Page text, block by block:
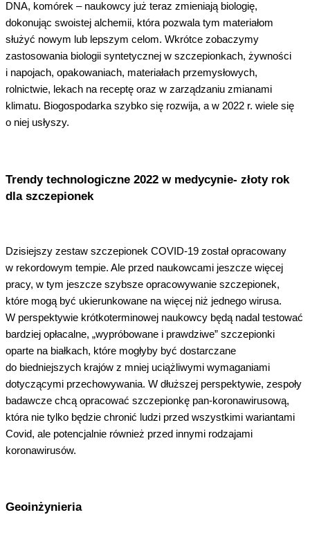
DNA, komórek – naukowcy już teraz zmieniają biologię,
dokonując swoistej alchemii, która pozwala tym materiałom
służyć nowym lub lepszym celom. Wkrótce zobaczymy
zastosowania biologii syntetycznej w szczepionkach, żywności
i napojach, opakowaniach, materiałach przemysłowych,
rolnictwie, lekach na receptę oraz w zarządzaniu zmianami
klimatu. Biogospodarka szybko się rozwija, a w 2022 r. wiele się
o niej usłyszy.
Trendy technologiczne 2022 w medycynie- złoty rok
dla szczepionek
Dzisiejszy zestaw szczepionek COVID-19 został opracowany
w rekordowym tempie. Ale przed naukowcami jeszcze więcej
pracy, w tym jeszcze szybsze opracowywanie szczepionek,
które mogą być ukierunkowane na więcej niż jednego wirusa.
W perspektywie krótkoterminowej naukowcy będą nadal testować
bardziej opłacalne, „wypróbowane i prawdziwe” szczepionki
oparte na białkach, które mogłyby być dostarczane
do biedniejszych krajów z mniej uciążliwymi wymaganiami
dotyczącymi przechowywania. W dłuższej perspektywie, zespoły
badawcze chcą opracować szczepionkę pan-koronawirusową,
która nie tylko będzie chronić ludzi przed wszystkimi wariantami
Covid, ale potencjalnie również przed innymi rodzajami
koronawirusów.
Geoinżynieria